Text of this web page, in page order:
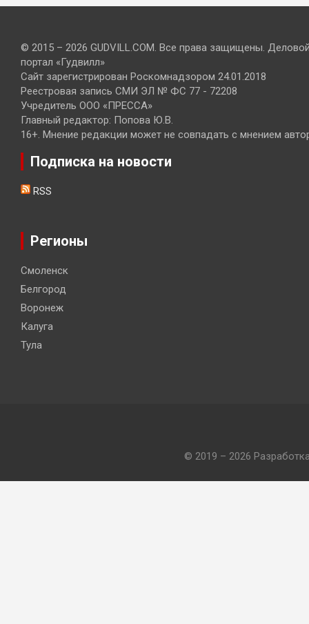
© 2015 – 2026 GUDVILL.COM. Все права защищены.
портал «Гудвилл»
Сайт зарегистрирован Роскомнадзором 24.01.2018
Реестровая запись СМИ ЭЛ № ФС 77 - 72208
Учредитель ООО «ПРЕССА»
Главный редактор: Попова Ю.В.
16+. Мнение редакции может не совпадать с мнением
Подписка на новости
RSS
Регионы
Смоленск
Белгород
Воронеж
Калуга
Тула
© 2019 – 2026